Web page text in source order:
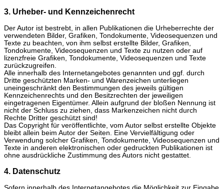
3. Urheber- und Kennzeichenrecht
Der Autor ist bestrebt, in allen Publikationen die Urheberrechte der
verwendeten Bilder, Grafiken, Tondokumente, Videosequenzen und
Texte zu beachten, von ihm selbst erstellte Bilder, Grafiken,
Tondokumente, Videosequenzen und Texte zu nutzen oder auf
lizenzfreie Grafiken, Tondokumente, Videosequenzen und Texte
zurückzugreifen.
Alle innerhalb des Internetangebotes genannten und ggf. durch
Dritte geschützten Marken- und Warenzeichen unterliegen
uneingeschränkt den Bestimmungen des jeweils gültigen
Kennzeichenrechts und den Besitzrechten der jeweiligen
eingetragenen Eigentümer. Allein aufgrund der bloßen Nennung ist
nicht der Schluss zu ziehen, dass Markenzeichen nicht durch
Rechte Dritter geschützt sind!
Das Copyright für veröffentlichte, vom Autor selbst erstellte Objekte
bleibt allein beim Autor der Seiten. Eine Vervielfältigung oder
Verwendung solcher Grafiken, Tondokumente, Videosequenzen und
Texte in anderen elektronischen oder gedruckten Publikationen ist
ohne ausdrückliche Zustimmung des Autors nicht gestattet.
4. Datenschutz